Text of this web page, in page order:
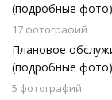
(подробные фото)
17 фотографий
Плановое
(подробные фото)
5 фотографий